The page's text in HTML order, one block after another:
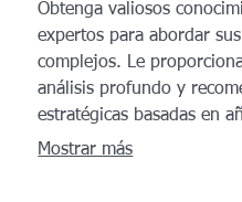
Obtenga valiosos
expertos para abordar
complejos. Le
análisis profundo y
estratégicas basadas en
experiencia y las mejores
Mostrar más